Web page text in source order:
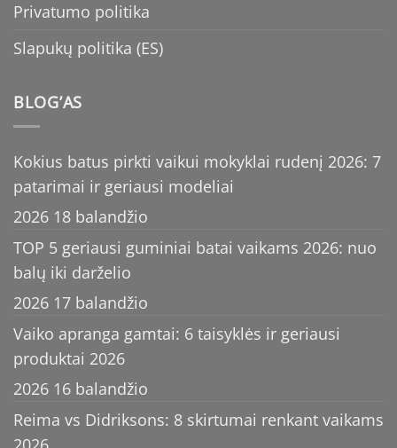
Privatumo politika
Slapukų politika (ES)
BLOG’AS
Kokius batus pirkti vaikui mokyklai rudenį 2026: 7
patarimai ir geriausi modeliai
2026 18 balandžio
TOP 5 geriausi guminiai batai vaikams 2026: nuo
balų iki darželio
2026 17 balandžio
Vaiko apranga gamtai: 6 taisyklės ir geriausi
produktai 2026
2026 16 balandžio
Reima vs Didriksons: 8 skirtumai renkant vaikams